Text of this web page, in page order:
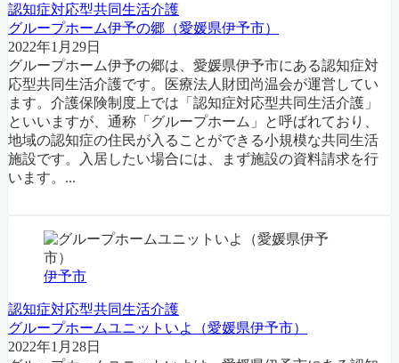
認知症対応型共同生活介護
グループホーム伊予の郷（愛媛県伊予市）
2022年1月29日
グループホーム伊予の郷は、愛媛県伊予市にある認知症対
応型共同生活介護です。医療法人財団尚温会が運営してい
ます。介護保険制度上では「認知症対応型共同生活介護」
といいますが、通称「グループホーム」と呼ばれており、
地域の認知症の住民が入ることができる小規模な共同生活
施設です。入居したい場合には、まず施設の資料請求を行
います。...
伊予市
認知症対応型共同生活介護
グループホームユニットいよ（愛媛県伊予市）
2022年1月28日